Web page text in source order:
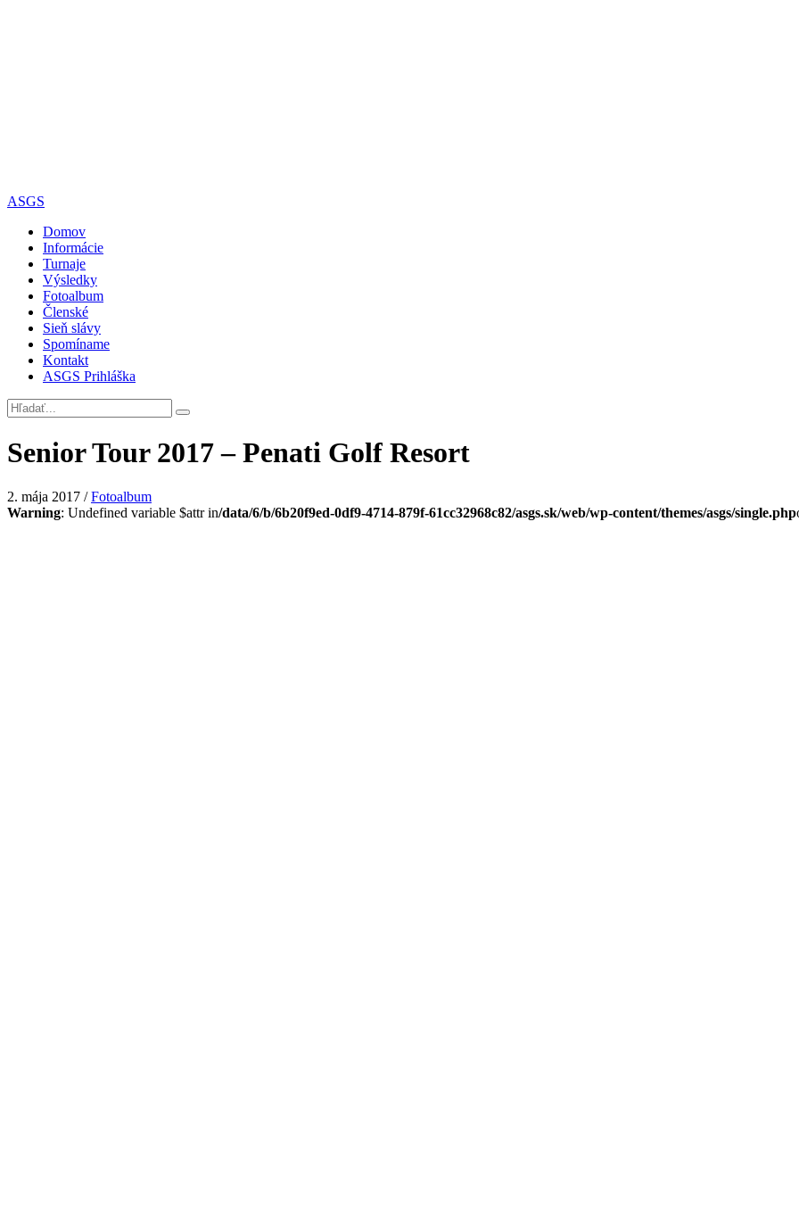
ASGS
Domov
Informácie
Turnaje
Výsledky
Fotoalbum
Členské
Sieň slávy
Spomíname
Kontakt
ASGS Prihláška
Senior Tour 2017 – Penati Golf Resort
2. mája 2017 /Fotoalbum
Warning: Undefined variable $attr in/data/6/b/6b20f9ed-0df9-4714-879f-61cc32968c82/asgs.sk/web/wp-content/themes/asgs/single.php